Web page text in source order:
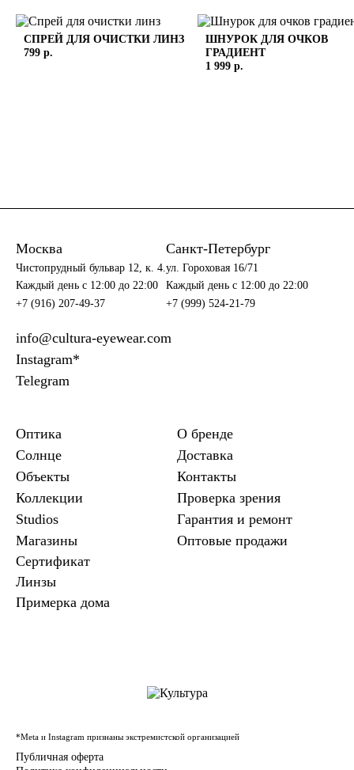
СПРЕЙ ДЛЯ ОЧИСТКИ ЛИНЗ
799 р.
ШНУРОК ДЛЯ ОЧКОВ
ГРАДИЕНТ
1 999 р.
Москва
Чистопрудный бульвар 12, к. 4.
Каждый день c 12:00 до 22:00
+7 (916) 207-49-37
Санкт-Петербург
ул. Гороховая 16/71
Каждый день c 12:00 до 22:00
+7 (999) 524-21-79
info@cultura-eyewear.com
Instagram*
Telegram
Оптика
Солнце
Объекты
Коллекции
Studios
Магазины
Сертификат
Линзы
Примерка дома
О бренде
Доставка
Контакты
Проверка зрения
Гарантия и ремонт
Оптовые продажи
*Meta и Instagram признаны экстремистской организацией
Публичная оферта